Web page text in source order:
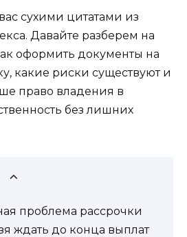
сухими цитатами из
Давайте разберем на
оформить документы на
какие риски существуют и
право владения в
без лишних
проблема рассрочки
ждать до конца выплат